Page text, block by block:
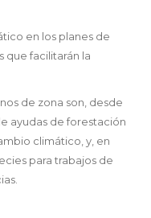
en los planes de
que facilitarán la
de zona son, desde
ayudas de forestación
climático, y, en
para trabajos de